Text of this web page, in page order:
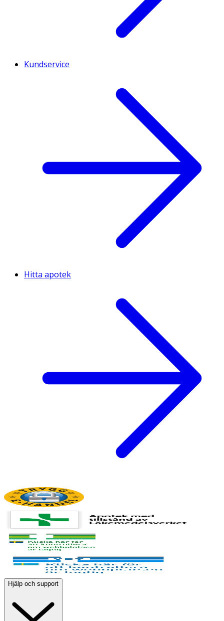
Kundservice
Hitta apotek
Hjälp och support